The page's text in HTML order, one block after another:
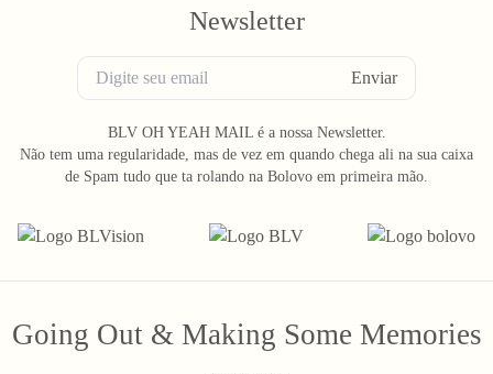
Newsletter
Enviar
BLV OH YEAH MAIL é a nossa Newsletter.
Não tem uma regularidade, mas de vez em quando chega ali na sua caixa
de Spam tudo que ta rolando na Bolovo em primeira mão.
Going Out & Making Some Memories